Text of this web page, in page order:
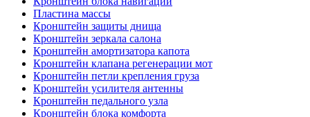
Пластина массы
Кронштейн защиты днища
Кронштейн зеркала салона
Кронштейн амортизатора капота
Кронштейн клапана регенерации мот
Кронштейн петли крепления груза
Кронштейн усилителя антенны
Кронштейн педального узла
Кронштейн блока комфорта